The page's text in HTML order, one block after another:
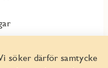
söker därför samtycke